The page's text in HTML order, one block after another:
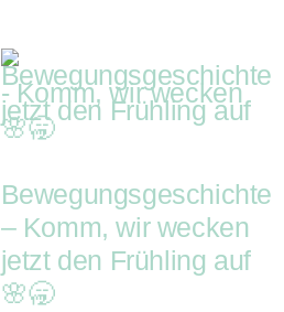
Bewegungsgeschichte
– Komm, wir wecken
jetzt den Frühling auf
🌸🥱